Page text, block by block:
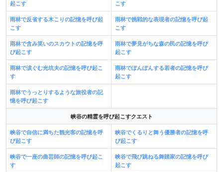
起こす
こす
雨林で反省する木こりの記憶を呼び起
こす
雨林で挑戦的な表現者の記憶を呼び起
こす
雨林で含み笑いのスカウトの記憶を呼
び起こす
雨林で夢見がちな森の民の記憶を呼び
起こす
雨林で涙ぐむ光坑夫の記憶を呼び起こ
す
雨林でぽんぽんする若者の記憶を呼び
起こす
雨林でうっとりするような旅役者の記
憶を呼び起こす
峡谷の精霊を呼び起こすクエスト
峡谷で自信に満ちた観光客の記憶を呼
び起こす
峡谷でくるりと舞う優勝者の記憶を呼
び起こす
峡谷で一座の曲芸師の記憶を呼び起こ
す
峡谷で飛び跳ねる舞踏家の記憶を呼び
起こす